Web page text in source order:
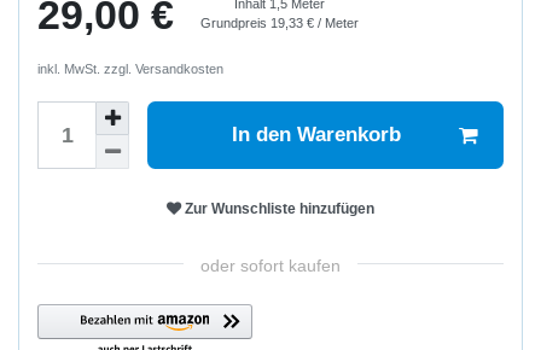
29,00 € Inhalt1,5 Meter
Grundpreis19,33 € / Meter
inkl. MwSt. zzgl. Versandkosten
In den Warenkorb
Zur Wunschliste hinzufügen
oder sofort kaufen